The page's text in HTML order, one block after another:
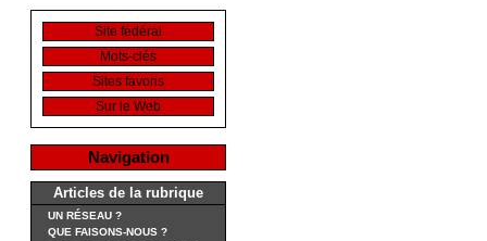
Site fédéral
Mots-clés
Sites favoris
Sur le Web
Navigation
Articles de la rubrique
UN RÉSEAU ?
QUE FAISONS-NOUS ?